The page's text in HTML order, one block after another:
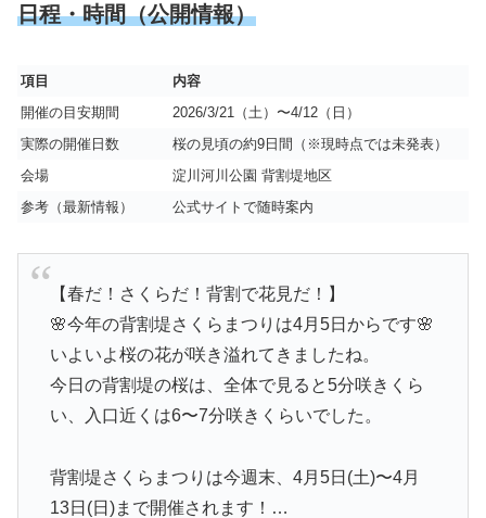
日程・時間（公開情報）
項目
内容
開催の目安期間
2026/3/21（土）〜4/12（日）
実際の開催日数
桜の見頃の約9日間（※現時点では未発表）
会場
淀川河川公園 背割堤地区
参考（最新情報）
公式サイトで随時案内
【春だ！さくらだ！背割で花見だ！】
🌸今年の背割堤さくらまつりは4月5日からです🌸
いよいよ桜の花が咲き溢れてきましたね。
今日の背割堤の桜は、全体で見ると5分咲きくら
い、入口近くは6〜7分咲きくらいでした。
背割堤さくらまつりは今週末、4月5日(土)〜4月
13日(日)まで開催されます！…